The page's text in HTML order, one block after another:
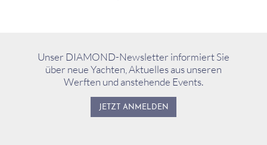
Unser DIAMOND-Newsletter informiert Sie
über neue Yachten, Aktuelles aus unseren
Werften und anstehende Events.
JETZT ANMELDEN